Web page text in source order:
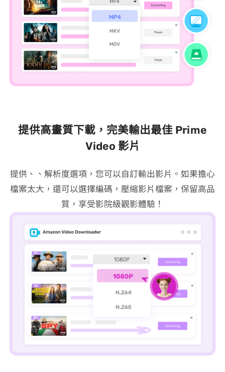
提供高畫質下載，完美輸出最佳 Prime
Video 影片
VideoHunter Amazon Video Downloader 提供 1080P、720P、480P 解析度選項，您可以自訂輸出 FHD Prime Video 影片。如果擔心
檔案太大，還可以選擇 H.265 編碼，壓縮影片檔案，保留高品
質，享受影院級觀影體驗！